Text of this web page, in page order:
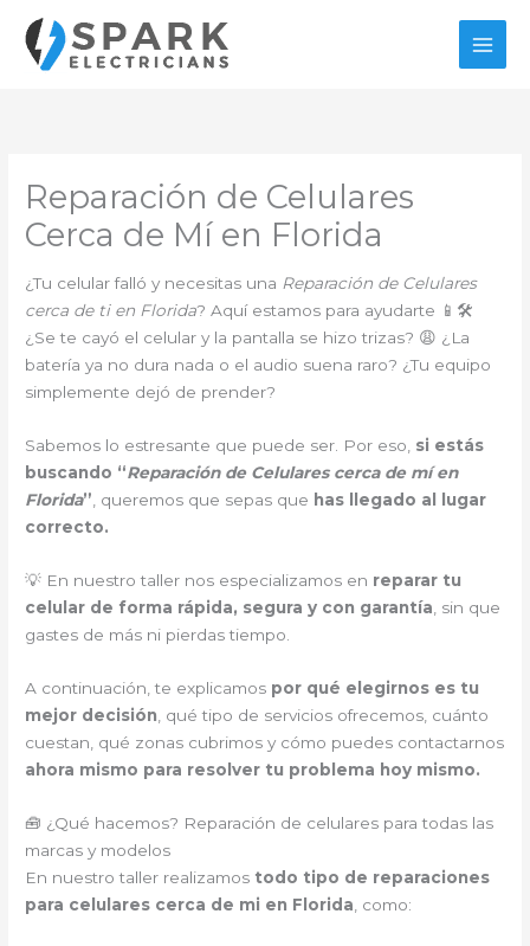
contenido
Reparación de Celulares
Cerca de Mí en Florida
¿Tu celular falló y necesitas una Reparación de Celulares
cerca de ti en Florida? Aquí estamos para ayudarte 📱🛠️
¿Se te cayó el celular y la pantalla se hizo trizas? 😩 ¿La
batería ya no dura nada o el audio suena raro? ¿Tu equipo
simplemente dejó de prender?
Sabemos lo estresante que puede ser. Por eso, si estás
buscando “Reparación de Celulares cerca de mí en
Florida” , queremos que sepas que has llegado al lugar
correcto.
💡 En nuestro taller nos especializamos en reparar tu
celular de forma rápida, segura y con garantía , sin que
gastes de más ni pierdas tiempo.
A continuación, te explicamos por qué elegirnos es tu
mejor decisión , qué tipo de servicios ofrecemos, cuánto
cuestan, qué zonas cubrimos y cómo puedes contactarnos
ahora mismo para resolver tu problema hoy mismo.
🧰 ¿Qué hacemos? Reparación de celulares para todas las
marcas y modelos
En nuestro taller realizamos todo tipo de reparaciones
para celulares cerca de mi en Florida , como: